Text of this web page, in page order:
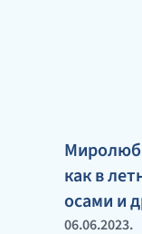
как в
осами и
06.06.2023.